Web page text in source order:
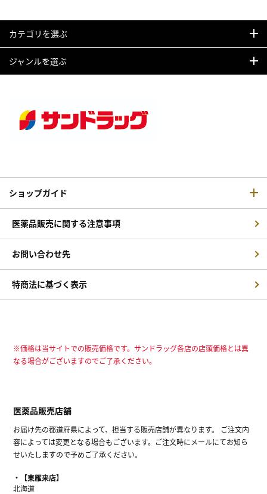
カテゴリを選ぶ
ジャンルを選ぶ
ショップガイド
医薬品販売に関する注意事項
お問い合わせ先
特商法に基づく表示
※価格は当サイトでの販売価格です。サンドラッグ各店の店頭価格とは異
なる場合がございますのでご了承ください。
医薬品販売店舗
お届け先の都道府県によって、担当する販売店舗が異なります。 ご注文内
容によっては変更となる場合もございます。ご注文時にメールにてお知ら
せいたしますので予めご了承ください。
【東雁来店】
北海道